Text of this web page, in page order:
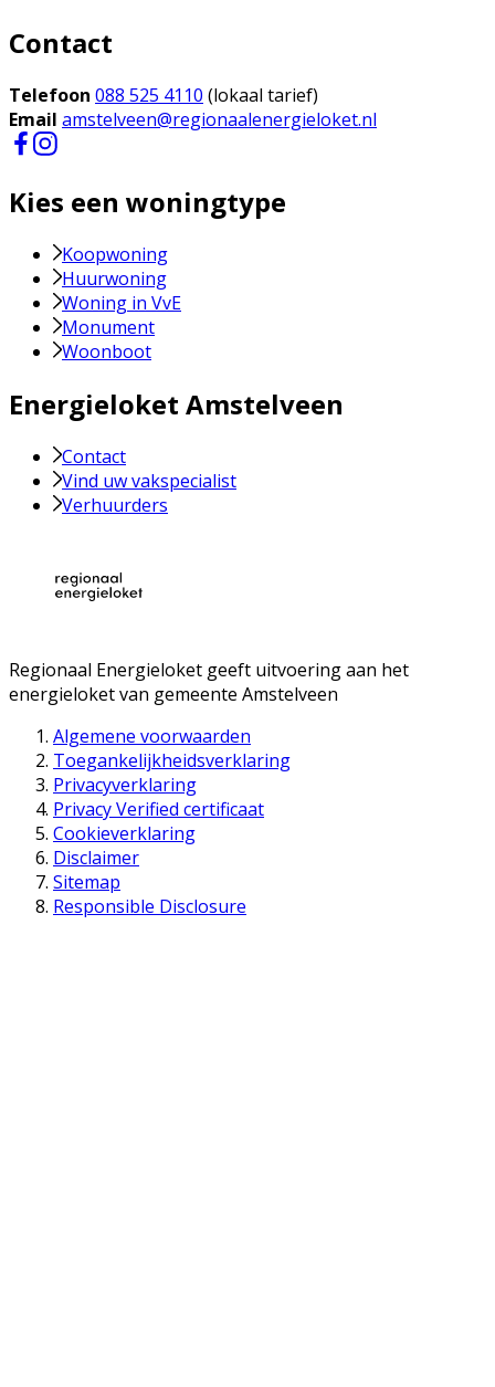
Contact
Telefoon 088 525 4110 (lokaal tarief)
Email amstelveen@regionaalenergieloket.nl
Kies een woningtype
Koopwoning
Huurwoning
Woning in VvE
Monument
Woonboot
Energieloket Amstelveen
Contact
Vind uw vakspecialist
Verhuurders
Regionaal Energieloket geeft uitvoering aan het
energieloket van gemeente Amstelveen
Algemene voorwaarden
Toegankelijkheidsverklaring
Privacyverklaring
Privacy Verified certificaat
Cookieverklaring
Disclaimer
Sitemap
Responsible Disclosure